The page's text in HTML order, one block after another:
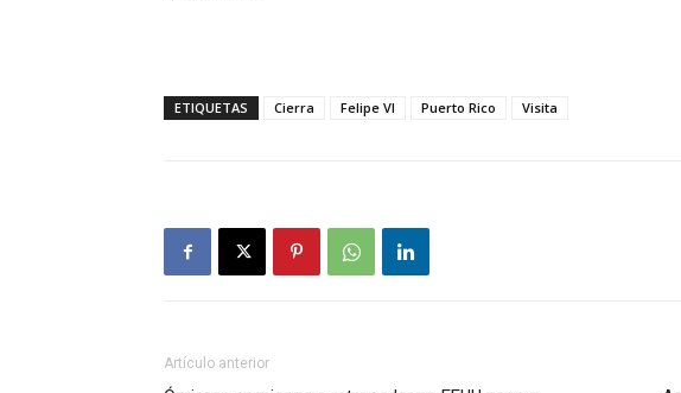
ETIQUETAS Cierra Felipe VI Puerto Rico Visita
Artículo anterior